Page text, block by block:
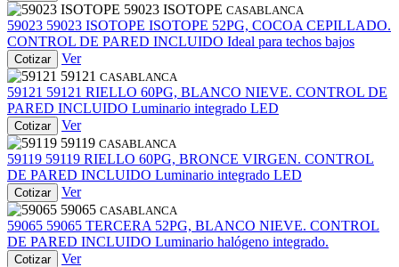
59023 ISOTOPE CASABLANCA
59023 59023 ISOTOPE ISOTOPE 52PG, COCOA CEPILLADO.
CONTROL DE PARED INCLUIDO Ideal para techos bajos
Cotizar
Ver
59121 CASABLANCA
59121 59121 RIELLO 60PG, BLANCO NIEVE. CONTROL DE
PARED INCLUIDO Luminario integrado LED
Cotizar
Ver
59119 CASABLANCA
59119 59119 RIELLO 60PG, BRONCE VIRGEN. CONTROL
DE PARED INCLUIDO Luminario integrado LED
Cotizar
Ver
59065 CASABLANCA
59065 59065 TERCERA 52PG, BLANCO NIEVE. CONTROL
DE PARED INCLUIDO Luminario halógeno integrado.
Cotizar
Ver